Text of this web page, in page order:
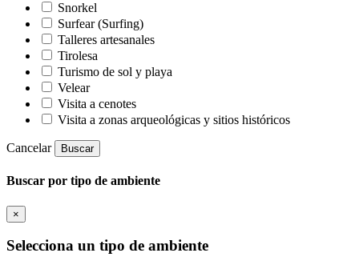
Snorkel
Surfear (Surfing)
Talleres artesanales
Tirolesa
Turismo de sol y playa
Velear
Visita a cenotes
Visita a zonas arqueológicas y sitios históricos
Cancelar Buscar
Buscar por tipo de ambiente
×
Selecciona un tipo de ambiente